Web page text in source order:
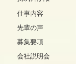
仕事内容
先輩の声
募集要項
会社説明会